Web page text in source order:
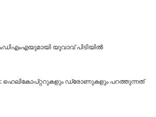
യുവാവ് പിടിയിൽ
ഹെലികോപ്റ്ററുകളും ഡ്രോണുകളും പറത്തുന്നത്